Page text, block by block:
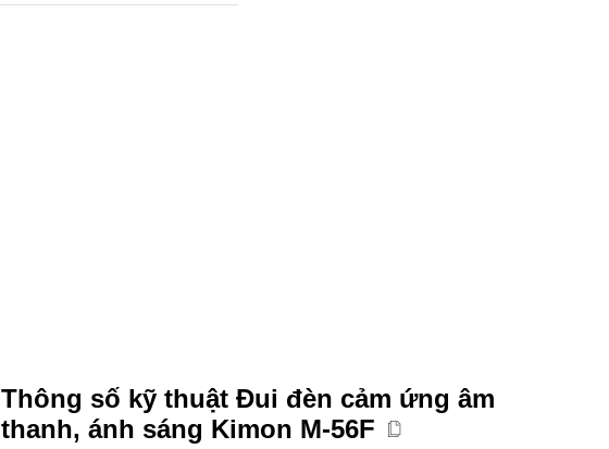
Thông số kỹ thuật Đui đèn cảm ứng âm
thanh, ánh sáng Kimon M-56F